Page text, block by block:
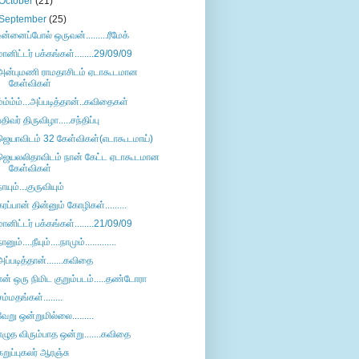
(25)
ஒருவன்.........ரீமேக்
பக்கங்கள்........29/09/09
ராமதாசிடம் ஏடாகூடமான
கேள்விகள்
திருவிழா.....சந்திப்பு
32 கேள்விகள்(எடாகூடமாய்)
நான் கேட்ட ஏடாகூடமான
கேள்விகள்
தின்னும் கோழிகள்.........
பக்கங்கள்........21/09/09
ஒரு நிமிட குறும்படம்.....தண்டோரா
ஒன்றுமில்லை.........
விரும்பாத ஒன்று.......கவிதை
ஆரஞ்சு